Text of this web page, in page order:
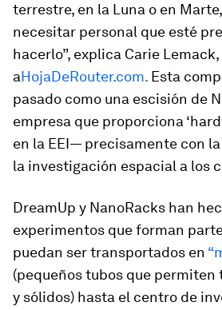
terrestre, en la Luna o en
necesitar personal que esté
hacerlo”, explica Carie Lemack,
aHojaDeRouter.com. Esta
pasado como una escisión de
empresa que proporciona
en la EEI— precisamente con
la investigación espacial a los
DreamUp y NanoRacks han
experimentos que forman
puedan ser transportados en
(pequeños tubos que
y sólidos) hasta el centro de